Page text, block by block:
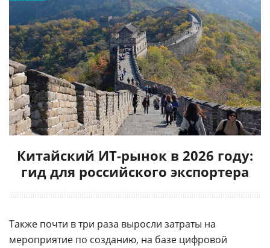
Китайский ИТ-рынок в 2026 году:
гид для российского экспортера
Также почти в три раза выросли затраты на
мероприятие по созданию, на базе цифровой